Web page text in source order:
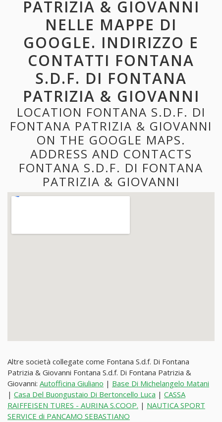
PATRIZIA & GIOVANNI
NELLE MAPPE DI
GOOGLE. INDIRIZZO E
CONTATTI FONTANA
S.D.F. DI FONTANA
PATRIZIA & GIOVANNI
LOCATION FONTANA S.D.F. DI
FONTANA PATRIZIA & GIOVANNI
ON THE GOOGLE MAPS.
ADDRESS AND CONTACTS
FONTANA S.D.F. DI FONTANA
PATRIZIA & GIOVANNI
Altre società collegate come Fontana S.d.f. Di Fontana
Patrizia & Giovanni Fontana S.d.f. Di Fontana Patrizia &
Giovanni: Autofficina Giuliano | Base Di Michelangelo Matani
| Casa Del Buongustaio Di Bertoncello Luca | CASSA
RAIFFEISEN TURES - AURINA S.COOP. | NAUTICA SPORT
SERVICE di PANCAMO SEBASTIANO